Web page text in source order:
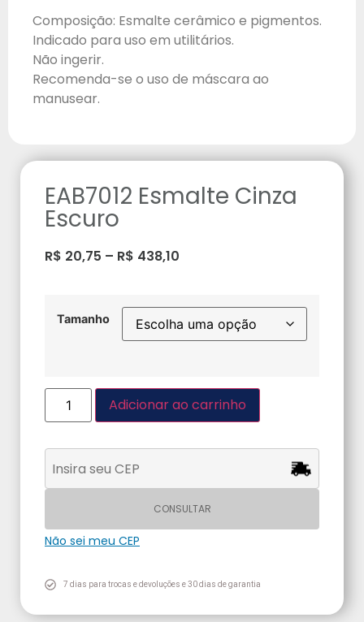
Composição: Esmalte cerâmico e pigmentos.
Indicado para uso em utilitários.
Não ingerir.
Recomenda-se o uso de máscara ao
manusear.
EAB7012 Esmalte Cinza
Escuro
R$ 20,75 – R$ 438,10
Tamanho
Adicionar ao carrinho
CONSULTAR
Não sei meu CEP
7 dias para trocas e devoluções e 30 dias de garantia